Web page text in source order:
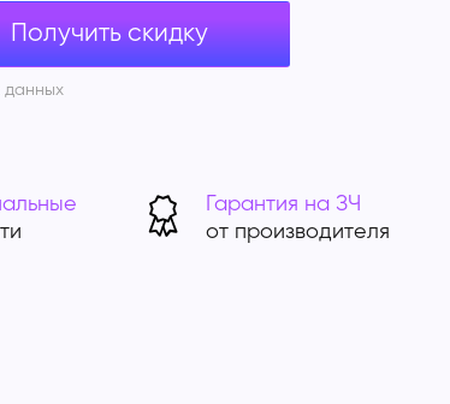
Получить скидку
данных
Гарантия на ЗЧ
от производителя